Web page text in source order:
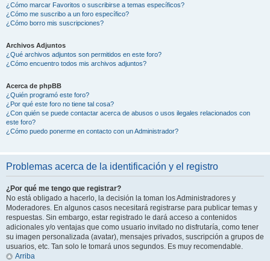
¿Cómo marcar Favoritos o suscribirse a temas específicos?
¿Cómo me suscribo a un foro específico?
¿Cómo borro mis suscripciones?
Archivos Adjuntos
¿Qué archivos adjuntos son permitidos en este foro?
¿Cómo encuentro todos mis archivos adjuntos?
Acerca de phpBB
¿Quién programó este foro?
¿Por qué este foro no tiene tal cosa?
¿Con quién se puede contactar acerca de abusos o usos ilegales relacionados con
este foro?
¿Cómo puedo ponerme en contacto con un Administrador?
Problemas acerca de la identificación y el registro
¿Por qué me tengo que registrar?
No está obligado a hacerlo, la decisión la toman los Administradores y
Moderadores. En algunos casos necesitará registrarse para publicar temas y
respuestas. Sin embargo, estar registrado le dará acceso a contenidos
adicionales y/o ventajas que como usuario invitado no disfrutaría, como tener
su imagen personalizada (avatar), mensajes privados, suscripción a grupos de
usuarios, etc. Tan solo le tomará unos segundos. Es muy recomendable.
Arriba